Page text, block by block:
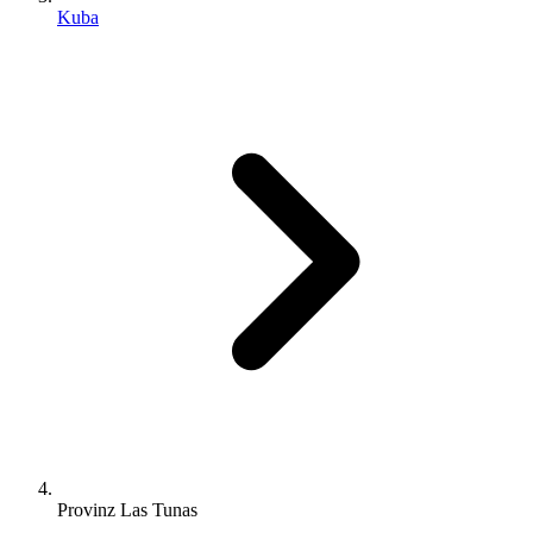
Kuba
Provinz Las Tunas